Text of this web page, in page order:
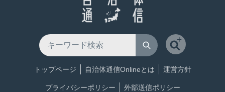
トップページ 自治体通信Onlineとは 運営方針
プライバシーポリシー 外部送信ポリシー